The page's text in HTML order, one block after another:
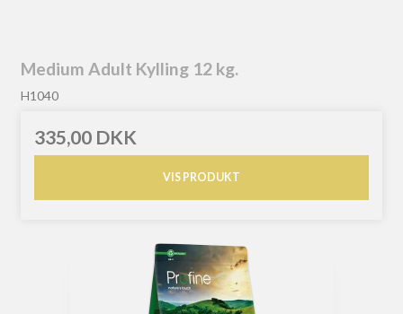
Medium Adult Kylling 12 kg.
H1040
335,00 DKK
VIS PRODUKT